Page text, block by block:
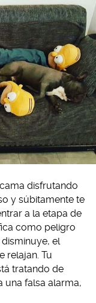
disfrutando
y súbitamente te
a la etapa de
como peligro
el
relajan. Tu
tratando de
una falsa alarma,